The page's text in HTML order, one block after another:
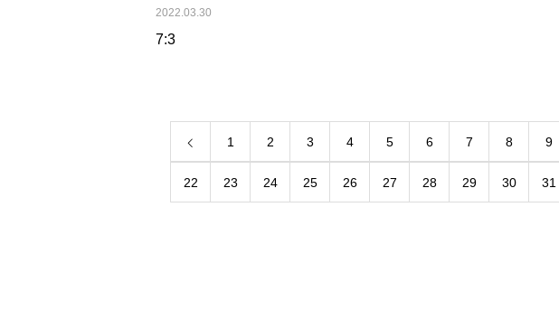
2022.03.30
7:3
1 2 3 4 5 6 7 8 9
22 23 24 25 26 27 28 29 30 31